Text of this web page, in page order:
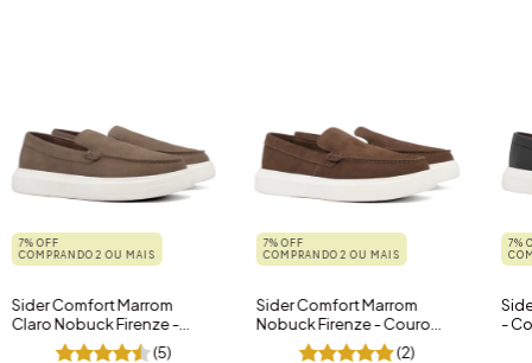
7% OFF
COMPRANDO 2 OU MAIS
Sider Comfort Marrom
Claro Nobuck Firenze -
Couro Legítimo
(5)
7% OFF
COMPRANDO 2 OU MAIS
Sider Comfort Marrom
Nobuck Firenze - Couro
Legítimo
(2)
7%
-